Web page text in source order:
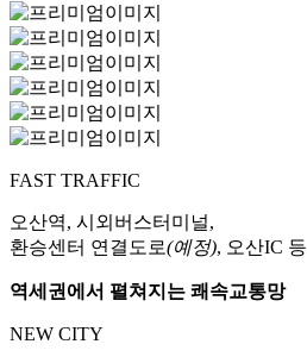
FAST TRAFFIC
오산역, 시외버스터미널,
환승센터 연결도로(예정), 오산IC 등
역세권에서 펼쳐지는 쾌속교통망
NEW CITY